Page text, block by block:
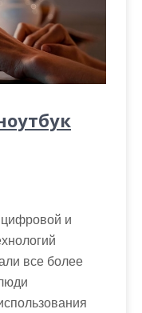
цифровой и
все более